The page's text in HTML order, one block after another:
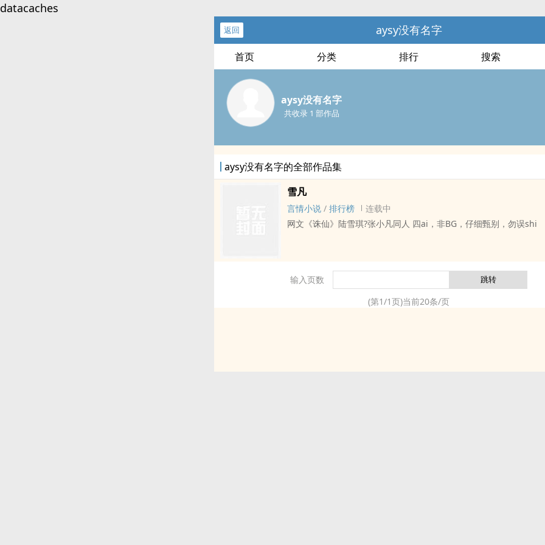
datacaches
返回 aysy没有名字
首页 分类 排行 搜索
aysy没有名字
共收录 1 部作品
aysy没有名字的全部作品集
雪凡
言情小说 / 排行榜
连载中
网文《诛仙》陆雪琪?张小凡同人 四ai，非BG，仔细甄别，勿误shi
输入页数
(第1/1页)当前20条/页